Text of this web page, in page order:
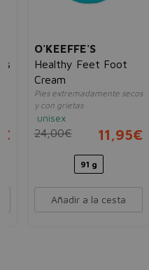
O'KEEFFE'S
Healthy Feet Foot
Cream
Pies extremadamente secos
y con grietas
unisex
24,00€ 11,95€
91 g
Añadir a la cesta